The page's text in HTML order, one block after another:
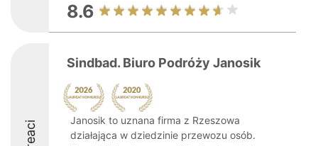
8.6
Sindbad. Biuro Podróży Janosik
Janosik to uznana firma z Rzeszowa
działająca w dziedzinie przewozu osób.